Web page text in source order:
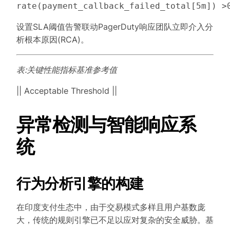
设置SLA阈值告警联动PagerDuty响应团队立即介入分
析根本原因(RCA)。
表:关键性能指标基准参考值
|| Acceptable Threshold ||
异常检测与智能响应系
统
行为分析引擎的构建
在印度支付生态中，由于交易模式多样且用户基数庞
大，传统的规则引擎已不足以应对复杂的安全威胁。基